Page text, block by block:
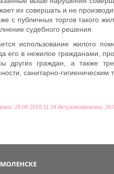
их совершать и не
с публичных торгов такого
судебного решения.
использование жилого
его в нежилое гражданами,
других граждан, а также
санитарно-
28.06.2018 11:34 Актуализировано: